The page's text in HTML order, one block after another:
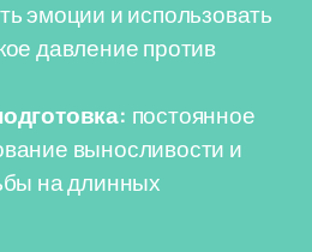
эмоции и использовать
давление против
постоянное
выносливости и
на длинных